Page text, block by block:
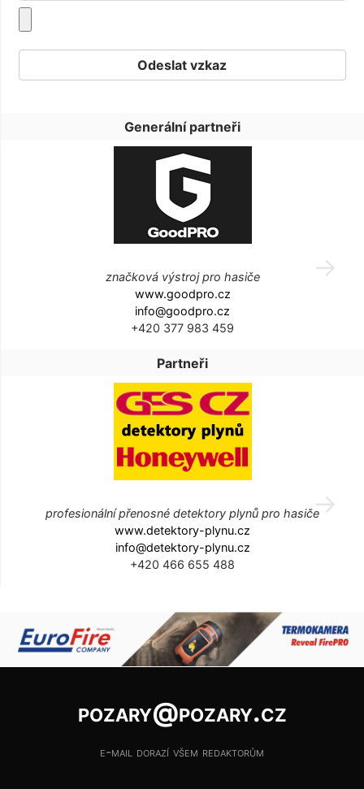
Generální partneři
značková výstroj pro hasiče
www.goodpro.cz
info@goodpro.cz
+420 377 983 459
Partneři
profesionální přenosné detektory plynů pro hasiče
www.detektory-plynu.cz
info@detektory-plynu.cz
+420 466 655 488
pozary@pozary.cz
e-mail dorazí všem redaktorům